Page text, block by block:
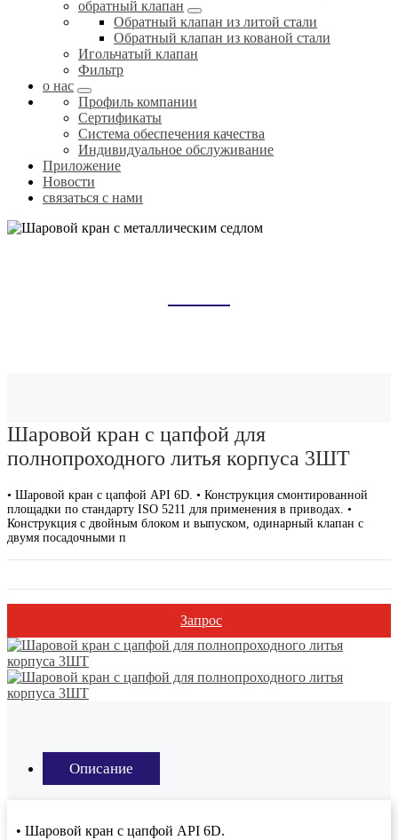
обратный клапан
Обратный клапан из литой стали
Обратный клапан из кованой стали
Игольчатый клапан
Фильтр
о нас
Профиль компании
Сертификаты
Система обеспечения качества
Индивидуальное обслуживание
Приложение
Новости
связаться с нами
Шаровой кран с цапфой для
полнопроходного литья корпуса 3ШТ
• Шаровой кран с цапфой API 6D. • Конструкция смонтированной
площадки по стандарту ISO 5211 для применения в приводах. •
Конструкция с двойным блоком и выпуском, одинарный клапан с
двумя посадочными п
Запрос
Описание
• Шаровой кран с цапфой API 6D.